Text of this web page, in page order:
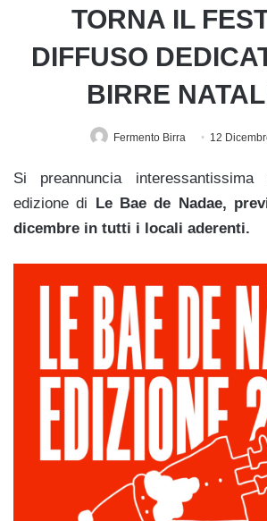
TORNA IL
DIFFUSO
BIRRE
Fermento Birra 12
Si preannuncia
edizione di Le Bae de Nadae,
dicembre in tutti i locali aderenti.